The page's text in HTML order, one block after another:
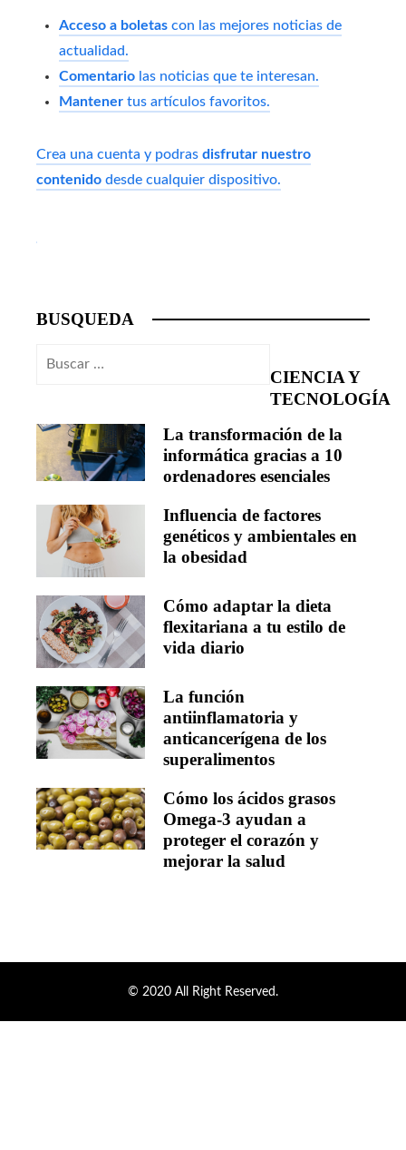
Acceso a boletas con las mejores noticias de
actualidad.
Comentario las noticias que te interesan.
Mantener tus artículos favoritos.
Crea una cuenta y podras disfrutar nuestro
contenido desde cualquier dispositivo.
BUSQUEDA
Buscar:
CIENCIA Y
TECNOLOGÍA
La transformación de la
informática gracias a 10
ordenadores esenciales
Influencia de factores
genéticos y ambientales en
la obesidad
Cómo adaptar la dieta
flexitariana a tu estilo de
vida diario
La función
antiinflamatoria y
anticancerígena de los
superalimentos
Cómo los ácidos grasos
Omega-3 ayudan a
proteger el corazón y
mejorar la salud
© 2020 All Right Reserved.